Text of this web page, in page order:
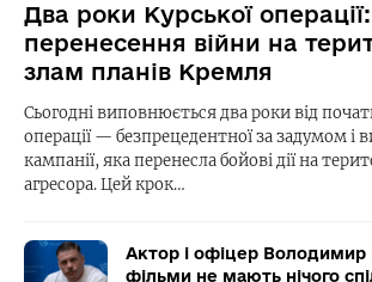
Два роки Курської операції:
перенесення війни на
злам планів Кремля
Сьогодні виповнюється два роки від
операції — безпрецедентної за задумом і
кампанії, яка перенесла бойові дії на
агресора. Цей крок…
Актор і офіцер Володимир
фільми не мають нічого